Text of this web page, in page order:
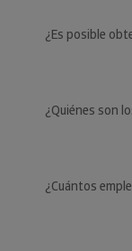
¿Es posible
¿Quiénes son
¿Cuántos